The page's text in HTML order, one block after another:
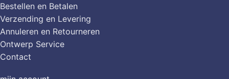
Bestellen en Betalen
Verzending en Levering
Annuleren en Retourneren
Ontwerp Service
Contact